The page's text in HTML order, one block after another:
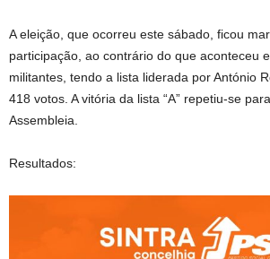
A eleição, que ocorreu este sábado, ficou
participação, ao contrário do que aconteceu
militantes, tendo a lista liderada por António
418 votos. A vitória da lista “A” repetiu-se
Assembleia.
Resultados: